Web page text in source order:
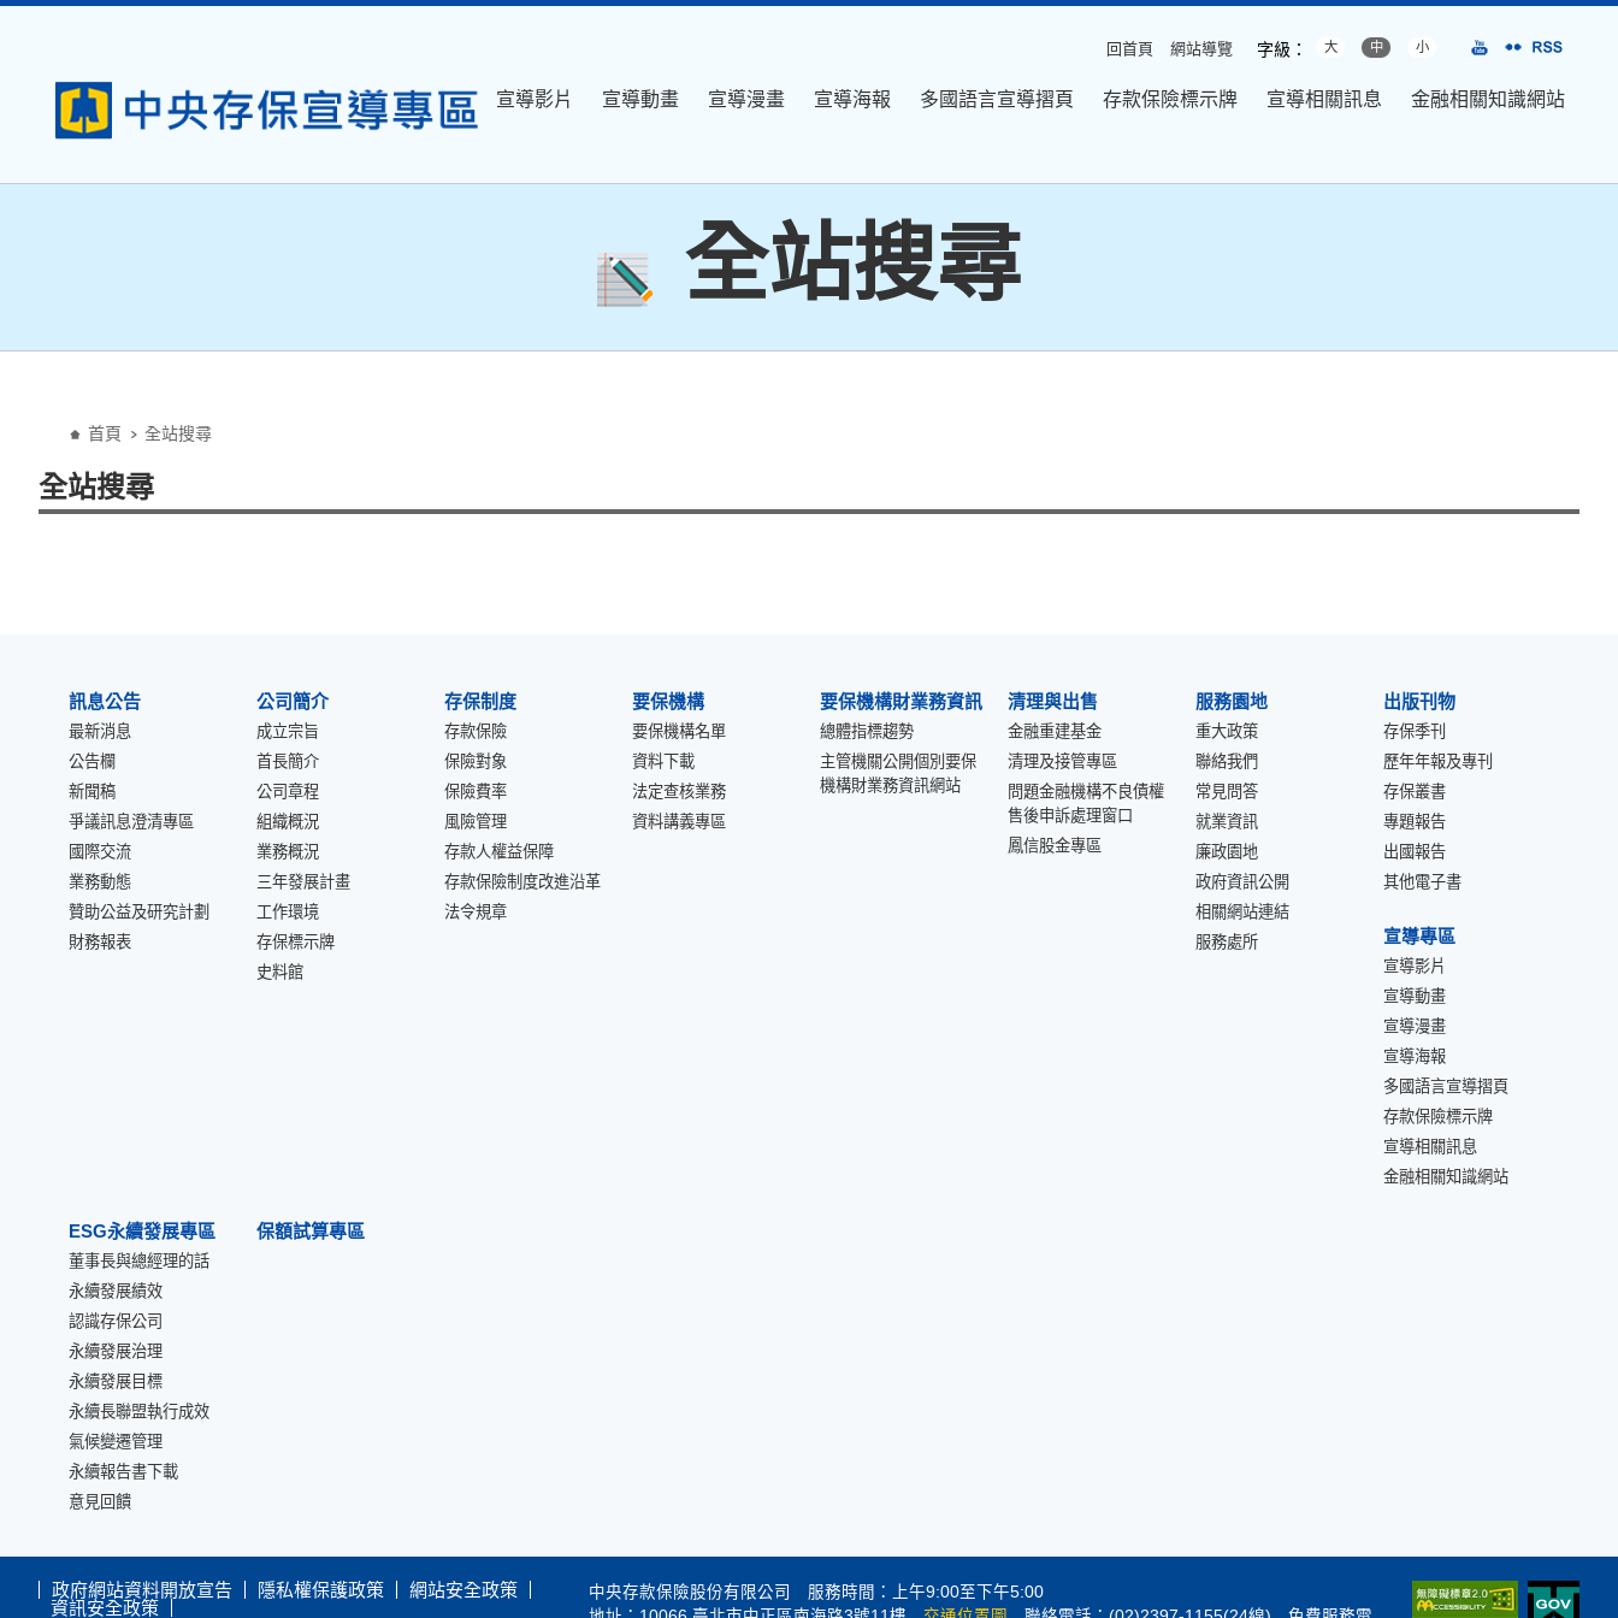
回首頁 網站導覽 字級： 大 中 小
宣導影片 宣導動畫 宣導漫畫 宣導海報 多國語言宣導摺頁 存款保險標示牌 宣導相關訊息 金融相關知識網站
全站搜尋
首頁 全站搜尋
全站搜尋
訊息公告
最新消息
公告欄
新聞稿
爭議訊息澄清專區
國際交流
業務動態
贊助公益及研究計劃
財務報表
公司簡介
成立宗旨
首長簡介
公司章程
組織概況
業務概況
三年發展計畫
工作環境
存保標示牌
史料館
存保制度
存款保險
保險對象
保險費率
風險管理
存款人權益保障
存款保險制度改進沿革
法令規章
要保機構
要保機構名單
資料下載
法定查核業務
資料講義專區
要保機構財業務資訊
總體指標趨勢
主管機關公開個別要保
機構財業務資訊網站
清理與出售
金融重建基金
清理及接管專區
問題金融機構不良債權
售後申訴處理窗口
鳳信股金專區
服務園地
重大政策
聯絡我們
常見問答
就業資訊
廉政園地
政府資訊公開
相關網站連結
服務處所
出版刊物
存保季刊
歷年年報及專刊
存保叢書
專題報告
出國報告
其他電子書
宣導專區
宣導影片
宣導動畫
宣導漫畫
宣導海報
多國語言宣導摺頁
存款保險標示牌
宣導相關訊息
金融相關知識網站
ESG永續發展專區
董事長與總經理的話
永續發展績效
認識存保公司
永續發展治理
永續發展目標
永續長聯盟執行成效
氣候變遷管理
永續報告書下載
意見回饋
保額試算專區
政府網站資料開放宣告 隱私權保護政策
網站安全政策
資訊安全政策
中央存款保險股份有限公司 服務時間：上午9:00至下午5:00